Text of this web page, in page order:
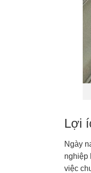
Lợi
Ngày
nghiệp
việc